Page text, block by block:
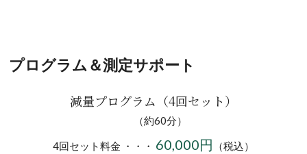
プログラム＆測定サポート
減量プログラム（4回セット）
（約60分）
4回セット料金 ・・・ 60,000円 （税込）